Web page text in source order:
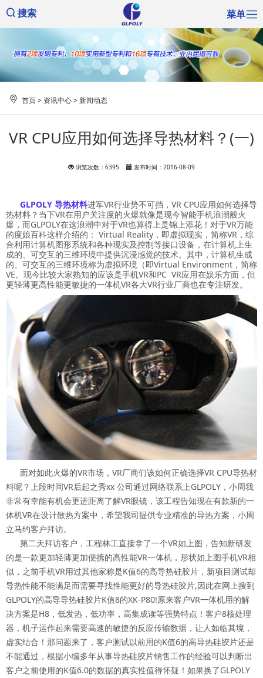
搜索 菜单
首页> 资讯中心>新闻动态
VR CPU应用如何选择导热材料？(一)
浏览次数：6395 发布时间：2016-08-09
GLPOLY 导热材料进军VR行业势不可挡，VR CPU应用如何选择导
热材料？当下VR在用户关注度的火爆就像是现今智能手机浪潮般火
爆，而GLPOLY在这浪潮中对于VR也算得上是锦上添花！对于VR万能
的度娘百科这样介绍的： Virtual Reality，即虚拟现实，简称VR，综
合利用计算机图形系统和各种现实及控制等接口设备，在计算机上生
成的、可交互的三维环境中提供沉浸感觉的技术。其中，计算机生成
的、可交互的三维环境称为虚拟环境（即Virtual Environment，简称
VE。现今比较大家熟知的应该是手机VR和PC VR应用在娱乐方面，但
更轻薄更高性能更敏捷的一体机VR各大VR行业厂商也在专注研发。
面对如此火爆的VR市场，VR厂商们该如何正确选择VR CPU导热材
料呢？上段时间VR后起之秀xx 公司通过网络联系上GLPOLY，小周我
非常有幸能有机会更进距离了解VR眼镜，该工程告知现在有款新的一
体机VR在设计散热方案中，希望我司提供专业精准的导热方案，小周
立马约客户拜访。
第二天拜访客户，工程林工直接拿了一个VR如上图，告知新研发
的是一款更加轻薄更加便携的高性能VR一体机，形状如上图手机VR相
似，之前手机VR用过其他家称是K值6的高导热硅胶片，新项目测试却
导热性能不能满足而需要寻找性能更好的导热硅胶片,因此在网上搜到
GLPOLY的高导导热硅胶片K值8的XK-P80!原来客户VR一体机用的解
决方案是H8，低发热，低功率，高集成读等强势特点！客户8核处理
器，机子运作起来需要高速的敏捷的反应传输数据，让人如临其境，
虚实结合！那问题来了，客户测试以前用的K值6的高导热硅胶片还是
不能通过，根据小编多年从事导热硅胶片销售工作的经验可以判断出
客户之前使用的K值6.0的数据的真实性值得怀疑！如果换了GLPOLY